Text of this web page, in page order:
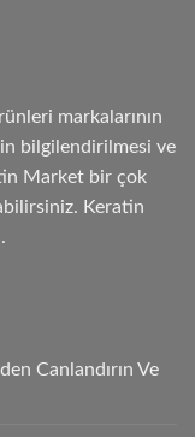
markalarının
bilgilendirilmesi ve
Market bir çok
Keratin
Canlandırın Ve